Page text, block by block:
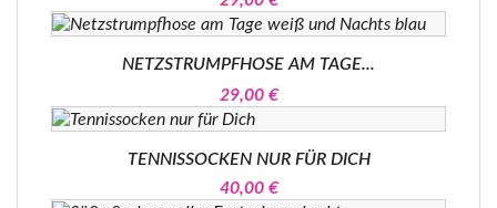
NETZSTRUMPFHOSE AM TAGE...
29,00 €
TENNISSOCKEN NUR FÜR DICH
40,00 €